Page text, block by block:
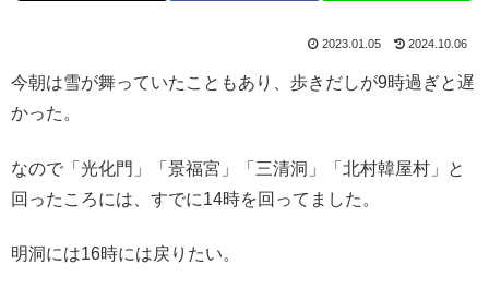
2023.01.05 2024.10.06
今朝は雪が舞っていたこともあり、歩きだしが9時過ぎと遅
かった。
なので「光化門」「景福宮」「三清洞」「北村韓屋村」と
回ったころには、すでに14時を回ってました。
明洞には16時には戻りたい。